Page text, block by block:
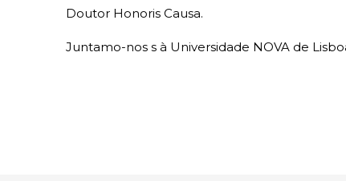
Doutor Honoris Causa.
Juntamo-nos s à Universidade NOVA de